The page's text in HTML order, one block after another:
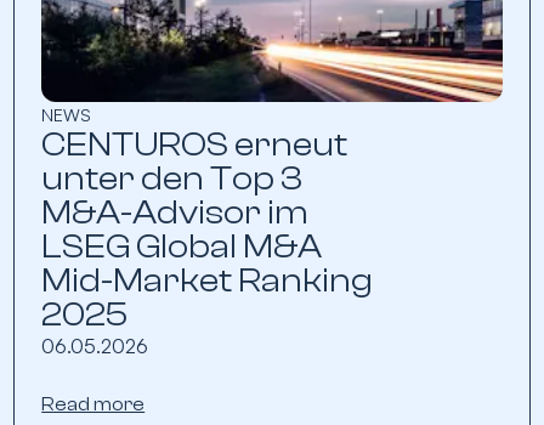
NEWS
CENTUROS erneut
unter den Top 3
M&A-Advisor im
LSEG Global M&A
Mid-Market Ranking
2025
06.05.2026
Read more